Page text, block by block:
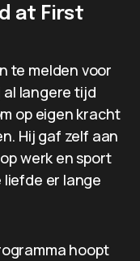
at First
te melden voor
langere tijd
op eigen kracht
Hij gaf zelf aan
werk en sport
er lange
hoopt